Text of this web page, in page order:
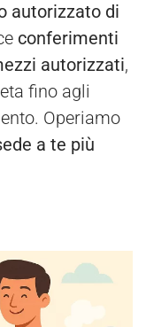
autorizzato di
conferimenti
autorizzati,
fino agli
Operiamo
a te più